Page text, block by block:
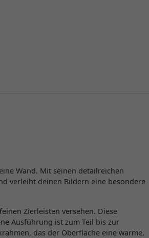
Wand. Mit seinen detailreichen
verleiht deinen Bildern eine besondere
Zierleisten versehen. Diese
Ausführung ist zum Teil bis zur
das der Oberfläche eine warme,